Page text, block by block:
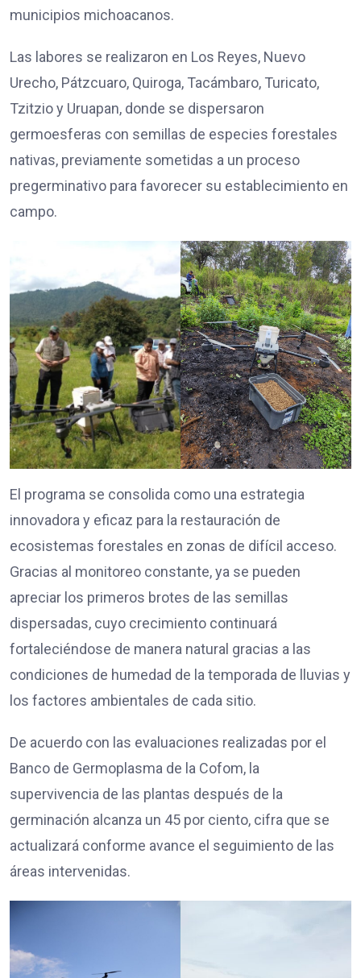
municipios michoacanos.
Las labores se realizaron en Los Reyes, Nuevo
Urecho, Pátzcuaro, Quiroga, Tacámbaro, Turicato,
Tzitzio y Uruapan, donde se dispersaron
germoesferas con semillas de especies forestales
nativas, previamente sometidas a un proceso
pregerminativo para favorecer su establecimiento en
campo.
El programa se consolida como una estrategia
innovadora y eficaz para la restauración de
ecosistemas forestales en zonas de difícil acceso.
Gracias al monitoreo constante, ya se pueden
apreciar los primeros brotes de las semillas
dispersadas, cuyo crecimiento continuará
fortaleciéndose de manera natural gracias a las
condiciones de humedad de la temporada de lluvias y
los factores ambientales de cada sitio.
De acuerdo con las evaluaciones realizadas por el
Banco de Germoplasma de la Cofom, la
supervivencia de las plantas después de la
germinación alcanza un 45 por ciento, cifra que se
actualizará conforme avance el seguimiento de las
áreas intervenidas.